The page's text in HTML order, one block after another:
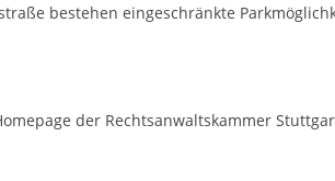
Ortsplan
bestehen eingeschränkte
der Rechtsanwaltskammer